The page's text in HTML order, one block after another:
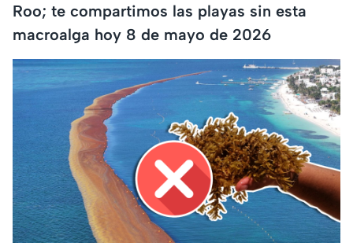
Roo; te compartimos las playas sin esta
macroalga hoy 8 de mayo de 2026